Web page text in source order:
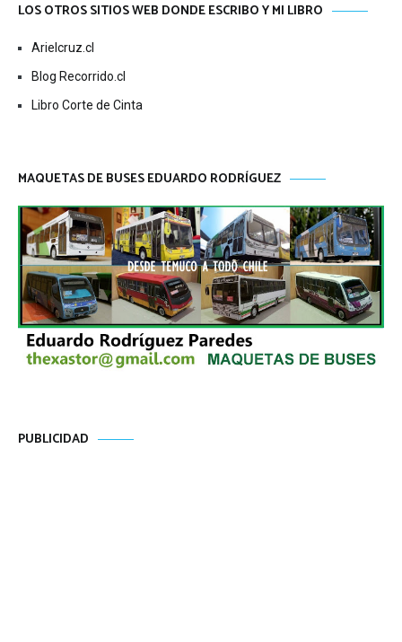
LOS OTROS SITIOS WEB DONDE ESCRIBO Y MI LIBRO
Arielcruz.cl
Blog Recorrido.cl
Libro Corte de Cinta
MAQUETAS DE BUSES EDUARDO RODRÍGUEZ
PUBLICIDAD